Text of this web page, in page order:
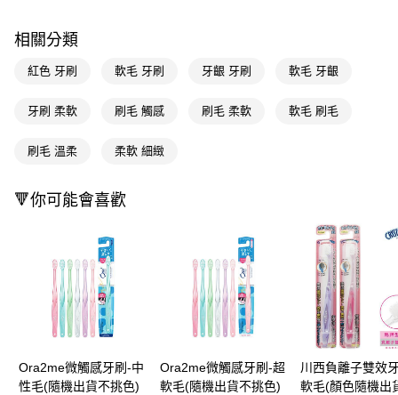
相關說明
【關於「AFTEE先享後付」】
１．簡單：不需註冊會員、不需綁卡、不需儲值。
３．安心：先確認商品／服務後，再付款。
１．於結帳方式選擇「AFTEE先享後付」後，將跳轉至「AFTEE先享後付」
結帳頁面，進行簡訊認證並確認金額後，即可完成結帳。
３．收到繳費通知簡訊後14天內，點擊此簡訊中的連結，可透過四大超商／
ATM／網路銀行／等多元方式進行付款，方視為交易完成。
※ 請注意：結帳手續完成當下不需立刻繳費，但若您需要取消訂單，請聯絡
購買商品的店家。未經商家同意取消之訂單仍視為有效，需透過AFTEE先享
後付繳納相關費用。
※ 交易是否成功請以「AFTEE先享後付 」之結帳頁面顯示為準，若有關於
是否繳費成功／繳費後需取消欲退款等相關疑問，請聯繫「AFTEE先享後付
【注意事項】
即享券
全家取貨付款
付款後全家取貨
萊爾富取貨付款
每筆NT$65，滿NT$490(含以上)免運費
付款後萊爾富取貨
7-11取貨付款
相關分類
紅色 牙刷 軟毛 牙刷 牙齦 牙刷 軟毛 牙齦
牙刷 柔軟 刷毛 觸感 刷毛 柔軟 軟毛 刷毛
刷毛 溫柔 柔軟 細緻
🔻你可能會喜歡
Ora2me微觸感牙刷-中
性毛(隨機出貨不挑色)
Ora2me微觸感牙刷-超
軟毛(隨機出貨不挑色)
川西負離子雙效
軟毛(顏色隨機出